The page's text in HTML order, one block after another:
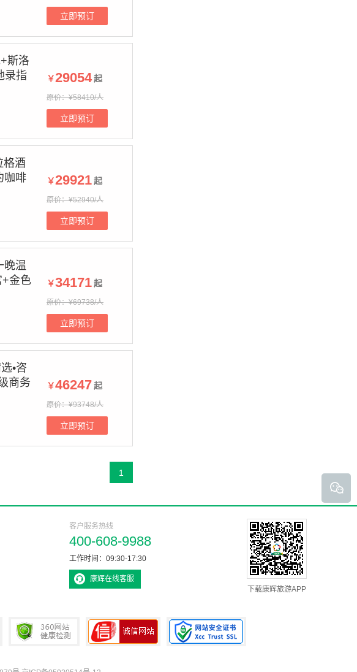
立即预订
斯洛
录指
&金
￥29054起
原价：¥58410/人
立即预订
格酒
咖啡
泉
￥29921起
原价：¥52940/人
立即预订
晚温
+金色
塔
￥34171起
原价：¥69738/人
立即预订
•咨
商务
&哈
￥46247起
原价：¥93748/人
立即预订
1
下载康辉旅游APP
客户服务热线
400-608-9988
工作时间：09:30-17:30
康辉在线客服